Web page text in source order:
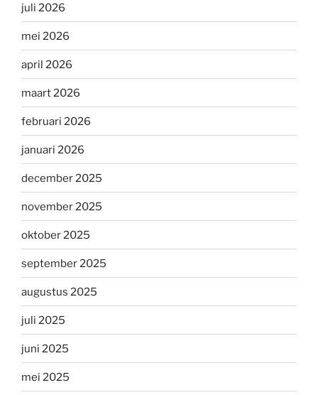
juli 2026
mei 2026
april 2026
maart 2026
februari 2026
januari 2026
december 2025
november 2025
oktober 2025
september 2025
augustus 2025
juli 2025
juni 2025
mei 2025